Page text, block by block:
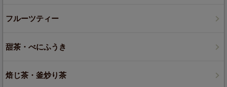
フルーツティー
甜茶・べにふうき
焙じ茶・釜炒り茶